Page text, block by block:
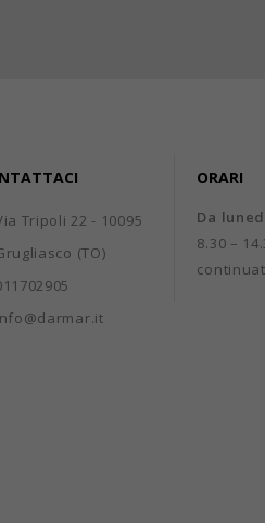
Tripoli 22 - 10095
(TO)
ORARI
Da
8.30 –